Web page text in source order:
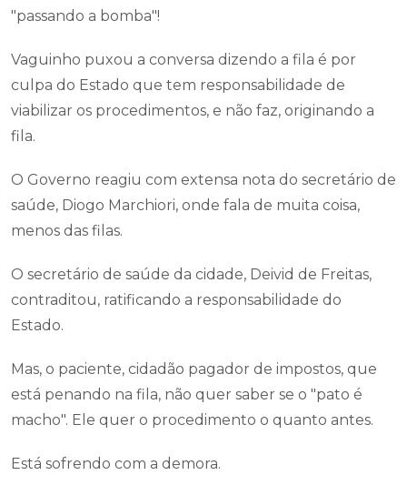
"passando a bomba"!
Vaguinho puxou a conversa dizendo a fila é por
culpa do Estado que tem responsabilidade de
viabilizar os procedimentos, e não faz, originando a
fila.
O Governo reagiu com extensa nota do secretário de
saúde, Diogo Marchiori, onde fala de muita coisa,
menos das filas.
O secretário de saúde da cidade, Deivid de Freitas,
contraditou, ratificando a responsabilidade do
Estado.
Mas, o paciente, cidadão pagador de impostos, que
está penando na fila, não quer saber se o "pato é
macho". Ele quer o procedimento o quanto antes.
Está sofrendo com a demora.